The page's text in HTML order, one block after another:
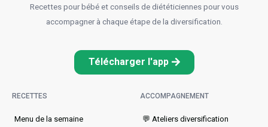
Recettes pour bébé et conseils de diététiciennes pour vous
accompagner à chaque étape de la diversification.
Télécharger l'app
RECETTES
Menu de la semaine​
ACCOMPAGNEMENT
💬 Ateliers diversification